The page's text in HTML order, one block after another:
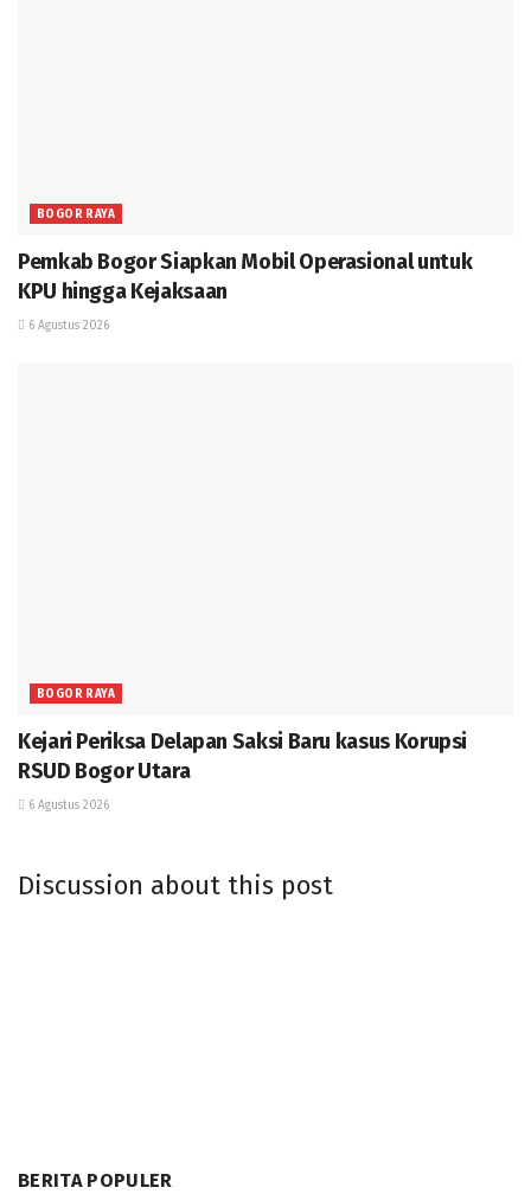
BOGOR RAYA
Pemkab Bogor Siapkan Mobil Operasional untuk
KPU hingga Kejaksaan
6 Agustus 2026
BOGOR RAYA
Kejari Periksa Delapan Saksi Baru kasus Korupsi
RSUD Bogor Utara
6 Agustus 2026
Discussion about this post
BERITA POPULER